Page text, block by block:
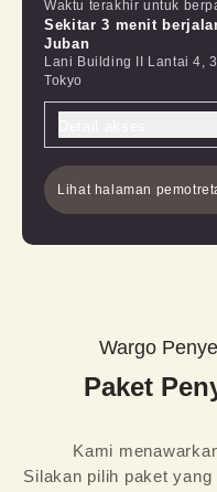
Waktu terakhir untuk
Sekitar 3 menit
Juban
Lani Building II Lantai 4,
Tokyo
Lihat halaman
Wargo
Paket
Kami
Silakan pilih paket